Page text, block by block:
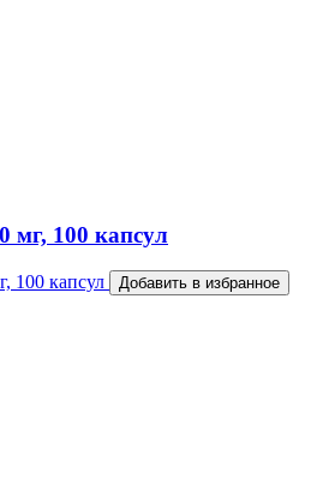
мг, 100 капсул
Добавить в избранное